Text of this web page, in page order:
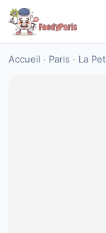
Accueil · Paris · La